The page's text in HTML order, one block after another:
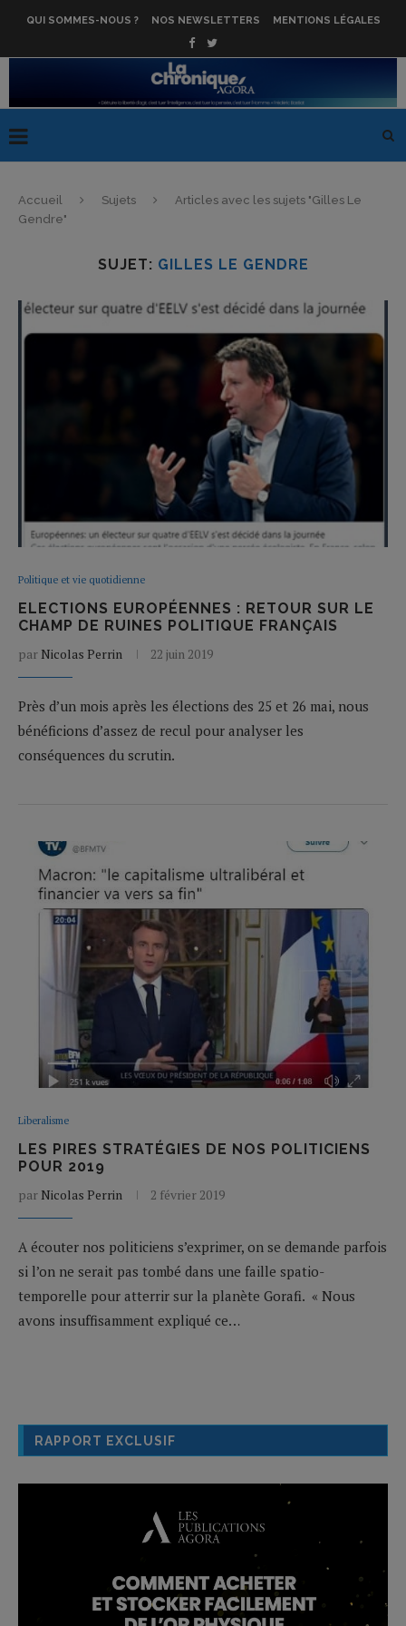
QUI SOMMES-NOUS ? NOS NEWSLETTERS MENTIONS LÉGALES
Accueil Sujets
Articles avec les sujets "Gilles Le
Gendre"
SUJET: GILLES LE GENDRE
Politique et vie quotidienne
ELECTIONS EUROPÉENNES : RETOUR SUR LE
CHAMP DE RUINES POLITIQUE FRANÇAIS
par Nicolas Perrin 22 juin 2019
Près d’un mois après les élections des 25 et 26 mai, nous
bénéficions d’assez de recul pour analyser les
conséquences du scrutin.
Liberalisme
LES PIRES STRATÉGIES DE NOS POLITICIENS
POUR 2019
par Nicolas Perrin 2 février 2019
A écouter nos politiciens s’exprimer, on se demande parfois
si l’on ne serait pas tombé dans une faille spatio-
temporelle pour atterrir sur la planète Gorafi. « Nous
avons insuffisamment expliqué ce…
RAPPORT EXCLUSIF